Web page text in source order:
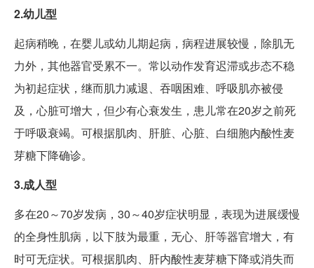
2.幼儿型
起病稍晚，在婴儿或幼儿期起病，病程进展较慢，除肌无
力外，其他器官受累不一。常以动作发育迟滞或步态不稳
为初起症状，继而肌力减退、吞咽困难、呼吸肌亦被侵
及，心脏可增大，但少有心衰发生，患儿常在20岁之前死
于呼吸衰竭。可根据肌肉、肝脏、心脏、白细胞内酸性麦
芽糖下降确诊。
3.成人型
多在20～70岁发病，30～40岁症状明显，表现为进展缓慢
的全身性肌病，以下肢为最重，无心、肝等器官增大，有
时可无症状。可根据肌肉、肝内酸性麦芽糖下降或消失而